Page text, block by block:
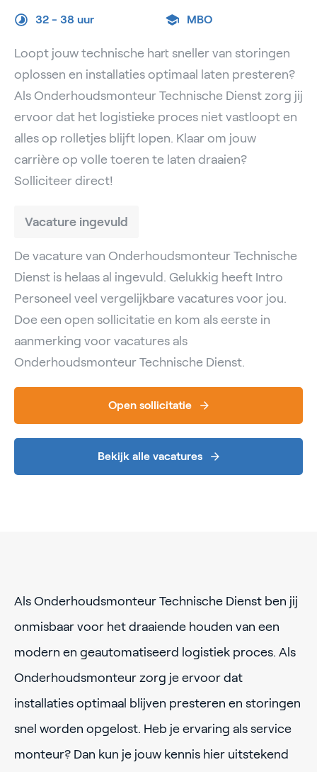
32 - 38 uur MBO
Loopt jouw technische hart sneller van storingen
oplossen en installaties optimaal laten presteren?
Als Onderhoudsmonteur Technische Dienst zorg jij
ervoor dat het logistieke proces niet vastloopt en
alles op rolletjes blijft lopen. Klaar om jouw
carrière op volle toeren te laten draaien?
Solliciteer direct!
Vacature ingevuld
De vacature van Onderhoudsmonteur Technische
Dienst is helaas al ingevuld. Gelukkig heeft Intro
Personeel veel vergelijkbare vacatures voor jou.
Doe een open sollicitatie en kom als eerste in
aanmerking voor vacatures als
Onderhoudsmonteur Technische Dienst.
Open sollicitatie
Bekijk alle vacatures
Als Onderhoudsmonteur Technische Dienst ben jij
onmisbaar voor het draaiende houden van een
modern en geautomatiseerd logistiek proces. Als
Onderhoudsmonteur zorg je ervoor dat
installaties optimaal blijven presteren en storingen
snel worden opgelost. Heb je ervaring als service
monteur? Dan kun je jouw kennis hier uitstekend